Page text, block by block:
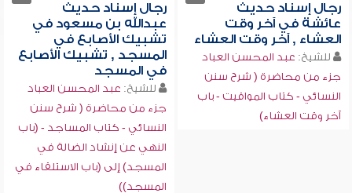
رجال إسناد حديث
عائشة في آخر وقت
العشاء , آخر وقت العشاء
للشيخ: عبد المحسن العباد
جزء من محاضرة ( شرح سنن
النسائي - كتاب المواقيت - باب
آخر وقت العشاء)
رجال إسناد حديث
عبدالله بن مسعود في
تشبيك الأصابع في
المسجد , تشبيك الأصابع
في المسجد
للشيخ: عبد المحسن العباد
جزء من محاضرة ( شرح سنن
النسائي - كتاب المساجد - (باب
النهي عن إنشاد الضالة في
المسجد) إلى (باب الاستلقاء في
المسجد))